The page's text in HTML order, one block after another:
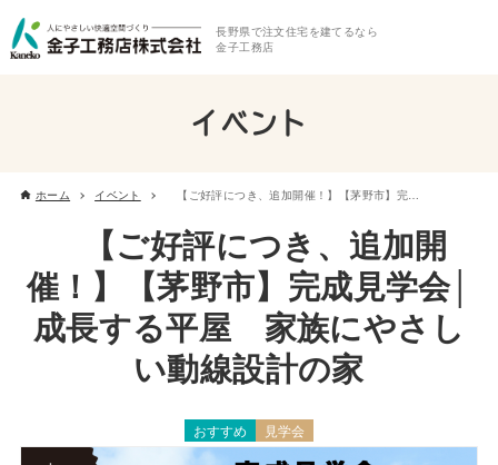
長野県で注文住宅を建てるなら
金子工務店
イベント
ホーム イベント 【ご好評につき、追加開催！】【茅野市】完成見学会│成長する平屋 家族にやさしい動線設計の家
【ご好評につき、追加開
催！】【茅野市】完成見学会│
成長する平屋 家族にやさし
い動線設計の家
おすすめ 見学会